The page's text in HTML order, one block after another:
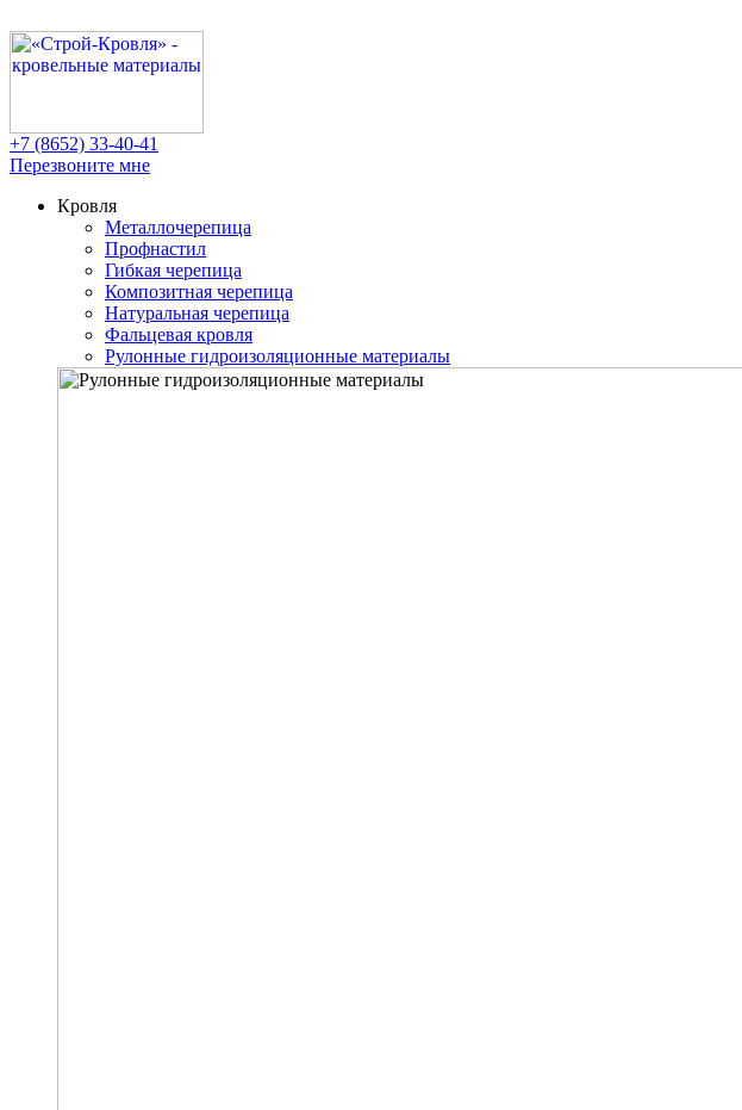
+7 (8652) 33-40-41
Перезвоните мне
Кровля
Металлочерепица
Профнастил
Гибкая черепица
Композитная черепица
Натуральная черепица
Фальцевая кровля
Рулонные гидроизоляционные материалы